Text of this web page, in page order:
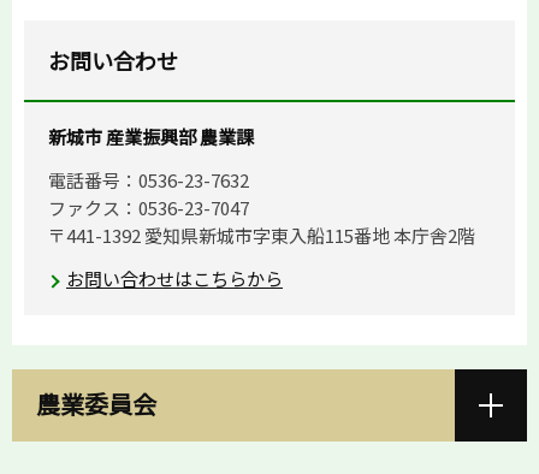
お問い合わせ
新城市 産業振興部 農業課
電話番号：0536-23-7632
ファクス：0536-23-7047
〒441-1392 愛知県新城市字東入船115番地 本庁舎2階
お問い合わせはこちらから
農業委員会